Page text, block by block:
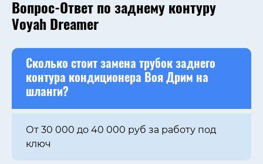
Вопрос-Ответ по заднему контуру
Voyah Dreamer
Сколько стоит замена трубок заднего
контура кондиционера Воя Дрим на
шланги?
От 30 000 до 40 000 руб за работу под
ключ